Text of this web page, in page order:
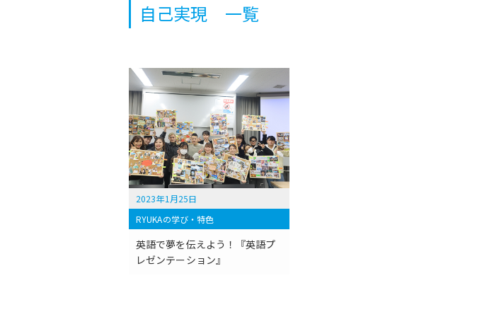
自己実現 一覧
2023年1月25日
RYUKAの学び・特色
英語で夢を伝えよう！『英語プ
レゼンテーション』